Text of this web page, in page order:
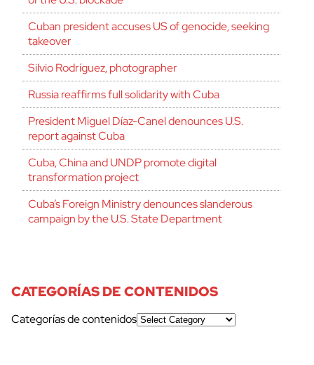
Cuban president accuses US of genocide, seeking
takeover
Silvio Rodríguez, photographer
Russia reaffirms full solidarity with Cuba
President Miguel Díaz-Canel denounces U.S.
report against Cuba
Cuba, China and UNDP promote digital
transformation project
Cuba’s Foreign Ministry denounces slanderous
campaign by the U.S. State Department
CATEGORÍAS DE CONTENIDOS
Categorías de contenidos